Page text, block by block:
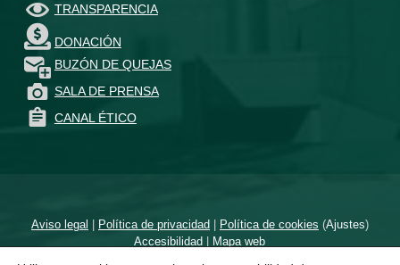
TRANSPARENCIA
DONACIÓN
BUZÓN DE QUEJAS
SALA DE PRENSA
CANAL ÉTICO
Aviso legal | Política de privacidad| Política de cookies (Ajustes)
Accesibilidad | Mapa web